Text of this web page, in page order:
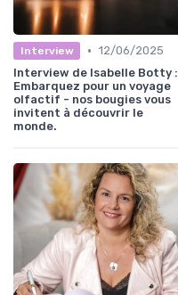
Interview • 12/06/2025
Interview de Isabelle Botty :
Embarquez pour un voyage
olfactif - nos bougies vous
invitent à découvrir le
monde.